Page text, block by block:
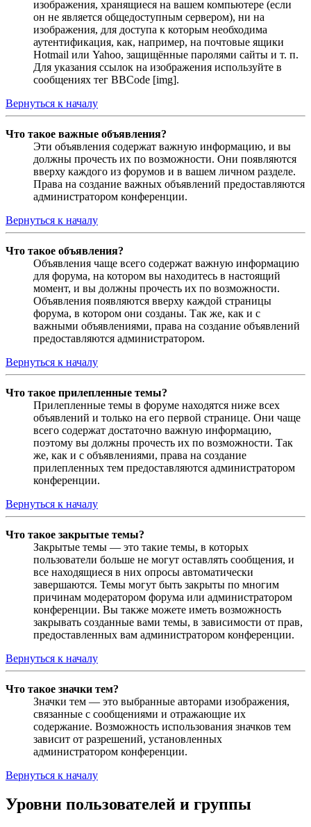
изображения, хранящиеся на вашем компьютере (если
он не является общедоступным сервером), ни на
изображения, для доступа к которым необходима
аутентификация, как, например, на почтовые ящики
Hotmail или Yahoo, защищённые паролями сайты и т. п.
Для указания ссылок на изображения используйте в
сообщениях тег BBCode [img].
Вернуться к началу
Что такое важные объявления?
Эти объявления содержат важную информацию, и вы
должны прочесть их по возможности. Они появляются
вверху каждого из форумов и в вашем личном разделе.
Права на создание важных объявлений предоставляются
администратором конференции.
Вернуться к началу
Что такое объявления?
Объявления чаще всего содержат важную информацию
для форума, на котором вы находитесь в настоящий
момент, и вы должны прочесть их по возможности.
Объявления появляются вверху каждой страницы
форума, в котором они созданы. Так же, как и с
важными объявлениями, права на создание объявлений
предоставляются администратором.
Вернуться к началу
Что такое прилепленные темы?
Прилепленные темы в форуме находятся ниже всех
объявлений и только на его первой странице. Они чаще
всего содержат достаточно важную информацию,
поэтому вы должны прочесть их по возможности. Так
же, как и с объявлениями, права на создание
прилепленных тем предоставляются администратором
конференции.
Вернуться к началу
Что такое закрытые темы?
Закрытые темы — это такие темы, в которых
пользователи больше не могут оставлять сообщения, и
все находящиеся в них опросы автоматически
завершаются. Темы могут быть закрыты по многим
причинам модератором форума или администратором
конференции. Вы также можете иметь возможность
закрывать созданные вами темы, в зависимости от прав,
предоставленных вам администратором конференции.
Вернуться к началу
Что такое значки тем?
Значки тем — это выбранные авторами изображения,
связанные с сообщениями и отражающие их
содержание. Возможность использования значков тем
зависит от разрешений, установленных
администратором конференции.
Вернуться к началу
Уровни пользователей и группы